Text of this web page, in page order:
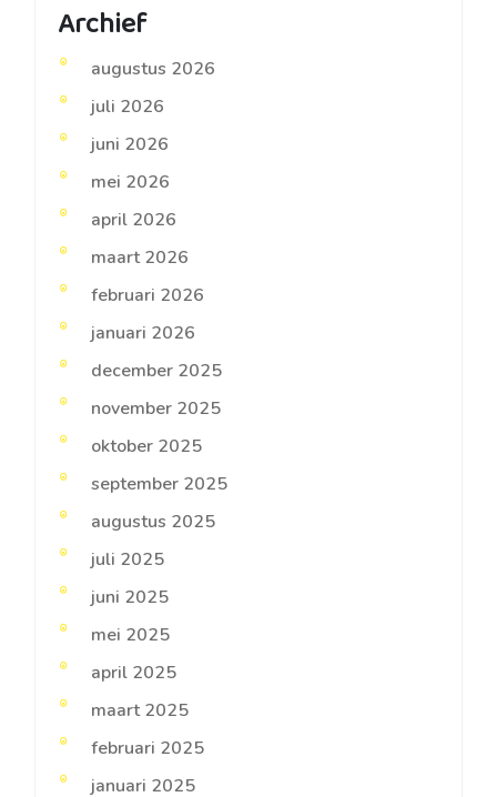
Archief
augustus 2026
juli 2026
juni 2026
mei 2026
april 2026
maart 2026
februari 2026
januari 2026
december 2025
november 2025
oktober 2025
september 2025
augustus 2025
juli 2025
juni 2025
mei 2025
april 2025
maart 2025
februari 2025
januari 2025